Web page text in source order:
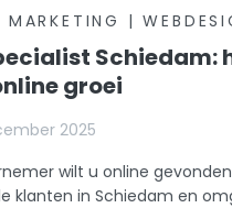
MARKETING |
Schiedam:
groei
2025
wilt u online
klanten in Schiedam en